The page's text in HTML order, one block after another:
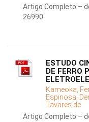
Artigo Completo –
26990
ESTUDO
DE FERRO
Kameoka,
Espinosa,
Tavares de
Artigo Completo –